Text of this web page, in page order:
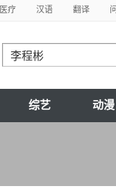
医疗 汉语 翻译
综艺 动漫